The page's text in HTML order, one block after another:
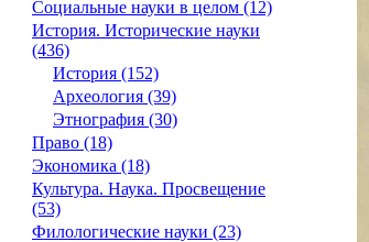
Социальные науки в целом (12)
История. Исторические науки
(436)
История (152)
Археология (39)
Этнография (30)
Право (18)
Экономика (18)
Культура. Наука. Просвещение
(53)
Филологические науки (23)